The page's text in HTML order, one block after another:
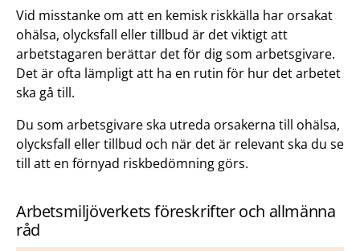
Vid misstanke om att en kemisk riskkälla har orsakat
ohälsa, olycksfall eller tillbud är det viktigt att
arbetstagaren berättar det för dig som arbetsgivare.
Det är ofta lämpligt att ha en rutin för hur det arbetet
ska gå till.
Du som arbetsgivare ska utreda orsakerna till ohälsa,
olycksfall eller tillbud och när det är relevant ska du se
till att en förnyad riskbedömning görs.
Arbetsmiljöverkets föreskrifter och allmänna
råd